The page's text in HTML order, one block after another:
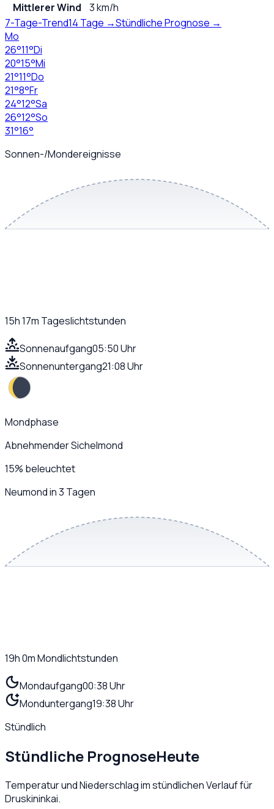
Mittlerer Wind
3 km/h
7-Tage-Trend14 Tage →Stündliche Prognose →
Mo
26°11°Di
20°15°Mi
21°11°Do
21°8°Fr
24°12°Sa
26°12°So
31°16°
Sonnen-/Mondereignisse
15h 17m Tageslichtstunden
Sonnenaufgang05:50 Uhr
Sonnenuntergang21:08 Uhr
Mondphase
Abnehmender Sichelmond
15% beleuchtet
Neumond in 3 Tagen
19h 0mMondlichtstunden
Mondaufgang00:38 Uhr
Monduntergang19:38 Uhr
Stündlich
Stündliche PrognoseHeute
Temperatur und Niederschlag im stündlichen Verlauf für
Druskininkai.